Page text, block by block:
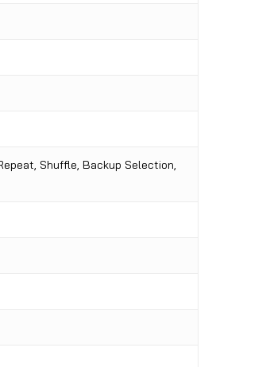
Shuffle, Backup Selection,